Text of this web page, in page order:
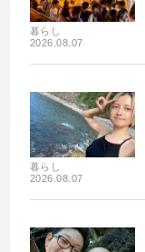
暮らし
2026.08.07
暮らし
2026.08.07